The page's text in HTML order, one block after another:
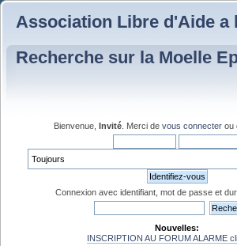
Association Libre d'Aide a
Recherche sur la Moelle
Bienvenue, Invité . Merci de vous connecter ou
Connexion avec identifiant, mot de passe et
Nouvelles:
INSCRIPTION AU FORUM ALARME